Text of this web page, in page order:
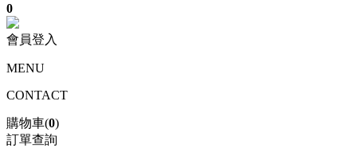
0
會員登入
MENU
CONTACT
購物車(0)
訂單查詢